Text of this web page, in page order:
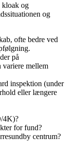
kloak og
og
ofte bedre ved
på
variere mellem
inspektion (under
eller længere
4K)?
for fund?
centrum?